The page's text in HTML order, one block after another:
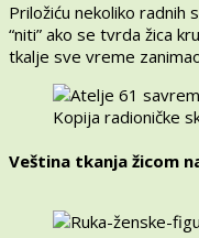
Priložiću nekoliko
“niti” ako se tvrda žica
tkalje sve vreme
Kopija radioničke
Veština tkanja žicom